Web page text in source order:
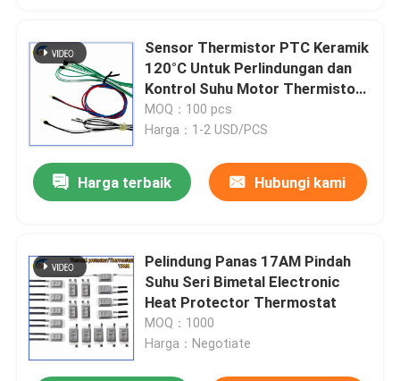
Rumah
Video
Tentang Kami
Sensor Thermistor PTC Keramik
120°C Untuk Perlindungan dan
Kontrol Suhu Motor Thermistor
Presisi Tinggi
MOQ：100 pcs
Harga：1-2 USD/PCS
Harga terbaik Hubungi kami
Pelindung Panas 17AM Pindah
Suhu Seri Bimetal Electronic
Heat Protector Thermostat
MOQ：1000
Harga：Negotiate